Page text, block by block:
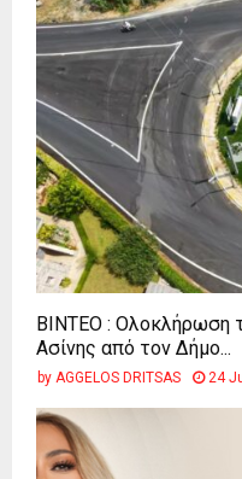
ΒΙΝΤΕΟ : Ολοκλήρωση
Ασίνης από τον Δήμο...
by AGGELOS DRITSAS 24